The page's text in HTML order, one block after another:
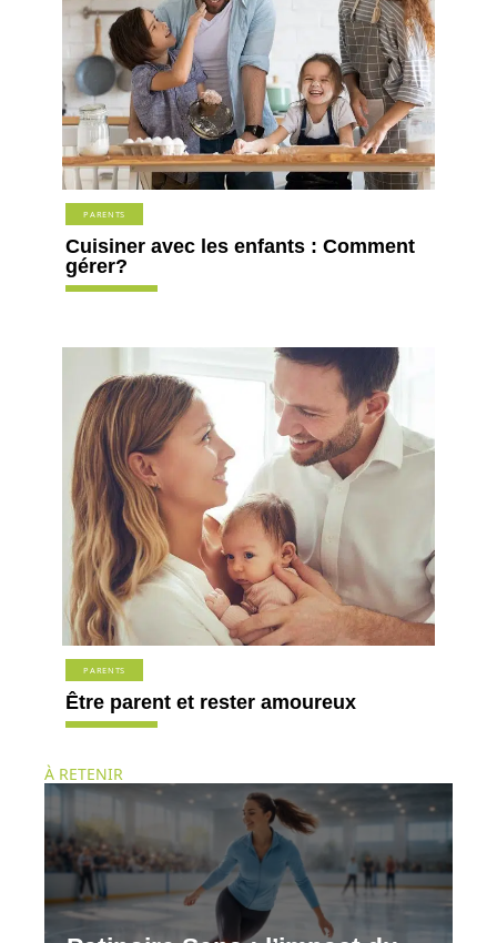
PARENTS
Cuisiner avec les enfants : Comment
gérer?
PARENTS
Être parent et rester amoureux
À RETENIR